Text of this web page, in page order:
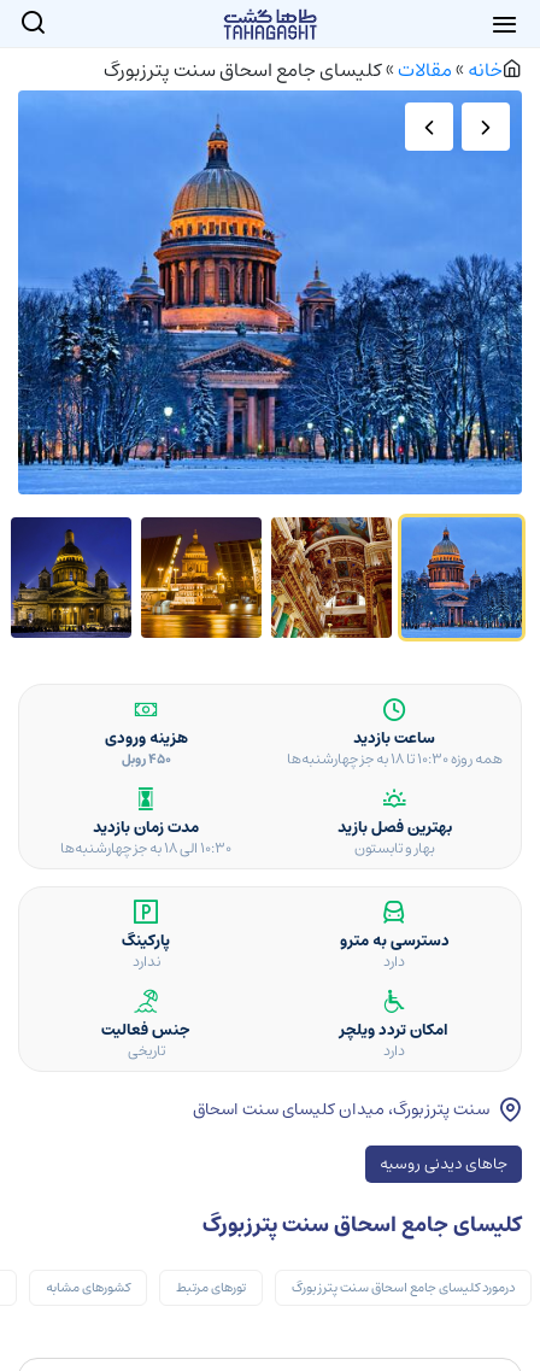
خانه»مقالات»کلیسای جامع اسحاق سنت پترزبورگ
ساعت بازدید
همه روزه 10:30 تا 18 به جز چهارشنبه‌ها
هزینه ورودی
450 روبل
بهترین فصل بازید
بهار و تابستون
مدت زمان بازدید
10:30 الی 18 به جز چهارشنبه‌ها
دسترسی به مترو
دارد
پارکینگ
ندارد
امکان تردد ویلچر
دارد
جنس فعالیت
تاریخی
سنت پترزبورگ، میدان کلیسای سنت اسحاق
جاهای دیدنی روسیه
کلیسای جامع اسحاق سنت پترزبورگ
درمورد کلیسای جامع اسحاق سنت پترزبورگ تورهای مرتبط کشورهای مشابه